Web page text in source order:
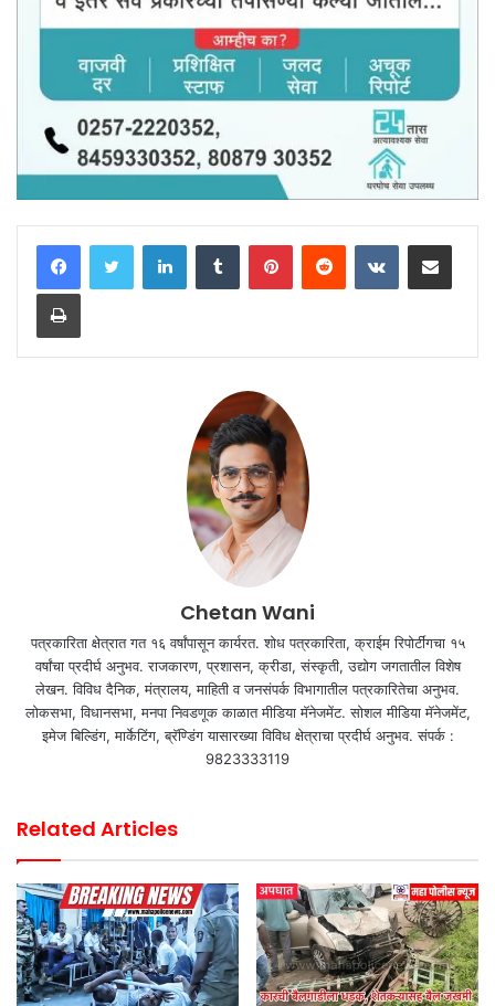
LinkedInTumblr PinterestReddit VKontakteShare via Email
Print
Chetan Wani
पत्रकारिता क्षेत्रात गत १६ वर्षांपासून कार्यरत. शोध पत्रकारिता, क्राईम रिपोर्टींगचा १५
वर्षांचा प्रदीर्घ अनुभव. राजकारण, प्रशासन, क्रीडा, संस्कृती, उद्योग जगतातील विशेष
लेखन. विविध दैनिक, मंत्रालय, माहिती व जनसंपर्क विभागातील पत्रकारितेचा अनुभव.
लोकसभा, विधानसभा, मनपा निवडणूक काळात मीडिया मॅनेजमेंट. सोशल मीडिया मॅनेजमेंट,
इमेज बिल्डिंग, मार्केटिंग, ब्रॅण्डिंग यासारख्या विविध क्षेत्राचा प्रदीर्घ अनुभव. संपर्क :
9823333119
Related Articles